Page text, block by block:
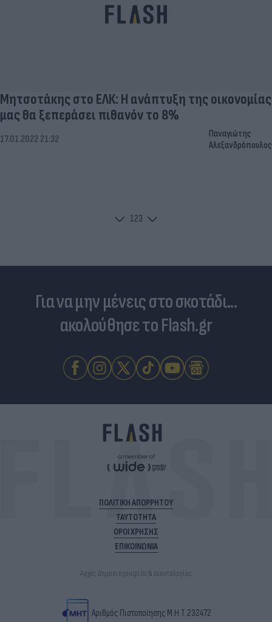
Μητσοτάκης στο ΕΛΚ: Η ανάπτυξη της οικονομίας
μας θα ξεπεράσει πιθανόν το 8%
17.01.2022 21:32
Παναγιώτης
Αλεξανδρόπουλος
123
Για να μην μένεις στο σκοτάδι...
ακολούθησε το Flash.gr
ΠΟΛΙΤΙΚΗ ΑΠΟΡΡΗΤΟΥ
ΤΑΥΤΟΤΗΤΑ
ΟΡΟΙ ΧΡΗΣΗΣ
ΕΠΙΚΟΙΝΩΝΙΑ
Αρχές Δημοσιογραφίας & Δεοντολογίας
Αριθμός Πιστοποίησης Μ.Η.Τ.232472